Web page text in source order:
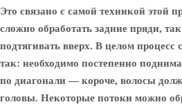
Это связано с самой техникой этой
сложно обработать задние пряди,
подтягивать вверх. В целом процесс
так: необходимо постепенно
по диагонали — короче, волосы
головы. Некоторые потоки можно